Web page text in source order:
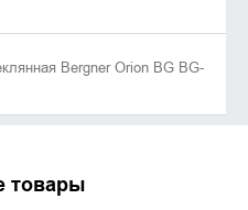
Bergner Orion BG BG-
товары